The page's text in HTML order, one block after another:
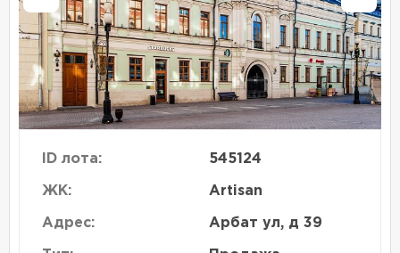
ID лота: 545124
ЖК: Artisan
Адрес: Арбат ул, д 39